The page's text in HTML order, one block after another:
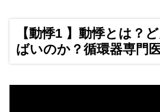
【動悸1 】動悸とは？
ばいのか？循環器専門